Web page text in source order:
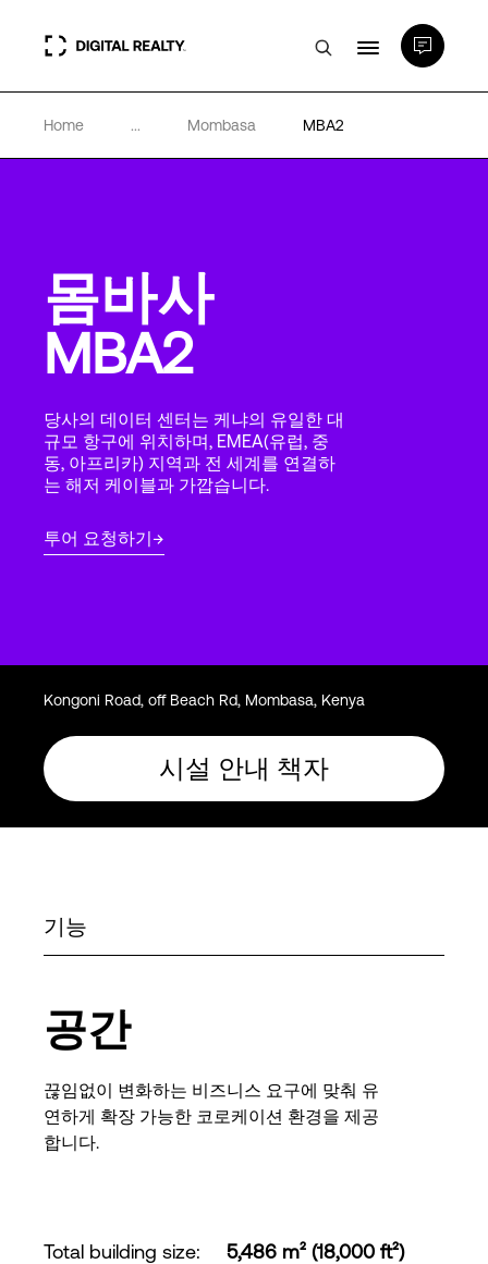
데이터 센터
파트너
전문성 및 리소스
소개
Language
Home ... Mombasa MBA2
몸바사
MBA2
당사의 데이터 센터는 케냐의 유일한 대
규모 항구에 위치하며, EMEA(유럽, 중
동, 아프리카) 지역과 전 세계를 연결하
는 해저 케이블과 가깝습니다.
투어 요청하기
Kongoni Road, off Beach Rd, Mombasa, Kenya
시설 안내 책자
기능
공간
끊임없이 변화하는 비즈니스 요구에 맞춰 유
연하게 확장 가능한 코로케이션 환경을 제공
합니다.
Total building size: 5,486 m² (18,000 ft²)